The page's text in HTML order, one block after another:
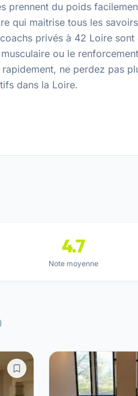
prennent du poids
qui maitrise tous les
privés à 42 Loire sont
ou le
ne perdez pas
dans la Loire.
4.7
Note moyenne